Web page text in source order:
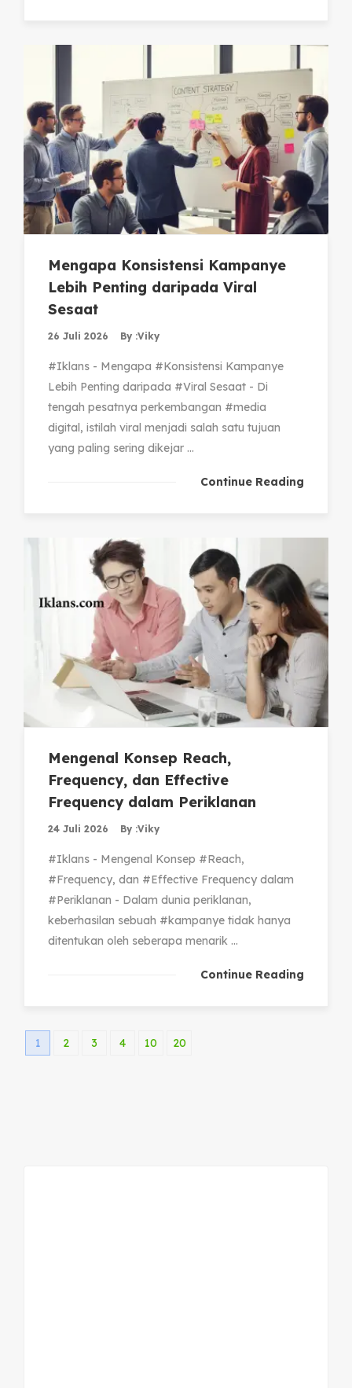
Mengapa Konsistensi Kampanye
Lebih Penting daripada Viral
Sesaat
26 Juli 2026 By :Viky
#Iklans - Mengapa #Konsistensi Kampanye
Lebih Penting daripada #Viral Sesaat - Di
tengah pesatnya perkembangan #media
digital, istilah viral menjadi salah satu tujuan
yang paling sering dikejar ...
Continue Reading
Mengenal Konsep Reach,
Frequency, dan Effective
Frequency dalam Periklanan
24 Juli 2026 By :Viky
#Iklans - Mengenal Konsep #Reach,
#Frequency, dan #Effective Frequency dalam
#Periklanan - Dalam dunia periklanan,
keberhasilan sebuah #kampanye tidak hanya
ditentukan oleh seberapa menarik ...
Continue Reading
1 2 3 4 10 20